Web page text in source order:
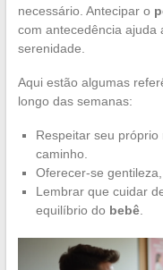
necessário. Antecipar o
com antecedência ajuda
serenidade.
Aqui estão algumas
longo das semanas:
Respeitar seu
caminho.
Oferecer-se
Lembrar que cuidar
equilíbrio do bebê.